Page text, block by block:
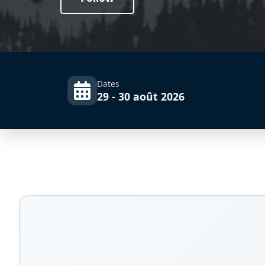
Dates
29 - 30 août 2026